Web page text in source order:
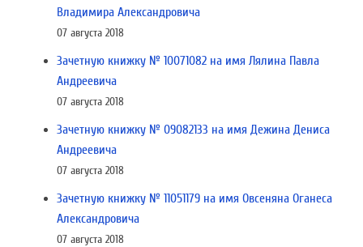
Владимира Александровича
07 августа 2018
Зачетную книжку № 10071082 на имя Лялина Павла
Андреевича
07 августа 2018
Зачетную книжку № 09082133 на имя Дежина Дениса
Андреевича
07 августа 2018
Зачетную книжку № 11051179 на имя Овсеняна Оганеса
Александровича
07 августа 2018